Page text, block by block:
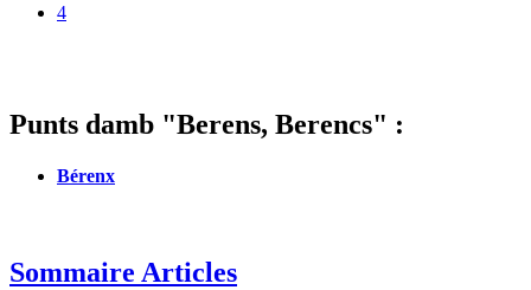
4
Punts damb "Berens, Berencs" :
Bérenx
Sommaire Articles